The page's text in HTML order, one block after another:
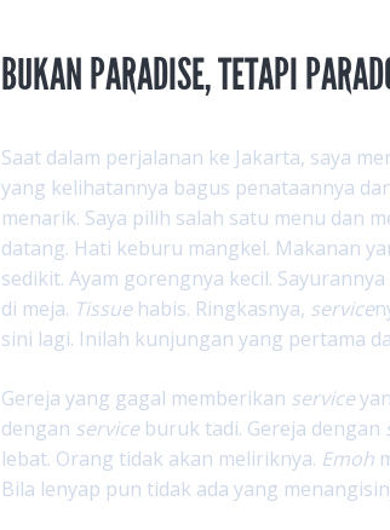
BUKAN PARADISE, TETAPI
Saat dalam perjalanan ke Jakarta, saya
yang kelihatannya bagus penataannya
menarik. Saya pilih salah satu menu dan
datang. Hati keburu mangkel. Makanan
sedikit. Ayam gorengnya kecil.
di meja. Tissue habis. Ringkasnya, service
sini lagi. Inilah kunjungan yang pertama
Gereja yang gagal memberikan service
dengan service buruk tadi. Gereja dengan
lebat. Orang tidak akan meliriknya. Emoh
Bila lenyap pun tidak ada yang